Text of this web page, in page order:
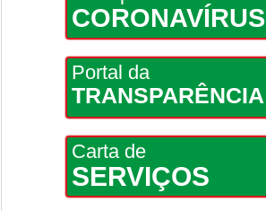
CORONAVÍRUS
Portal da
TRANSPARÊNCIA
Carta de
SERVIÇOS